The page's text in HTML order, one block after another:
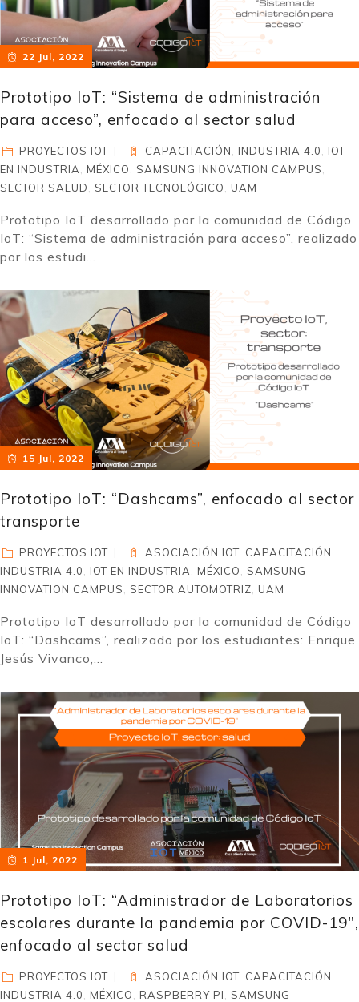
22 Jul, 2022
Prototipo IoT: “Sistema de administración
para acceso”, enfocado al sector salud
PROYECTOS IOT CAPACITACIÓN INDUSTRIA 4.0
IOT
EN INDUSTRIA
MÉXICO SAMSUNG INNOVATION CAMPUS
SECTOR SALUD
SECTOR TECNOLÓGICO UAM
Prototipo IoT desarrollado por la comunidad de Código
IoT: “Sistema de administración para acceso”, realizado
por los estudi...
15 Jul, 2022
Prototipo IoT: “Dashcams”, enfocado al sector
transporte
PROYECTOS IOT ASOCIACIÓN IOT, CAPACITACIÓN
INDUSTRIA 4.0
IOT EN INDUSTRIA MÉXICO
SAMSUNG
INNOVATION CAMPUS
SECTOR AUTOMOTRIZ UAM
Prototipo IoT desarrollado por la comunidad de Código
IoT: “Dashcams”, realizado por los estudiantes: Enrique
Jesús Vivanco,...
1 Jul, 2022
Prototipo IoT: “Administrador de Laboratorios
escolares durante la pandemia por COVID-19″,
enfocado al sector salud
PROYECTOS IOT ASOCIACIÓN IOT, CAPACITACIÓN
INDUSTRIA 4.0
MÉXICO RASPBERRY PI
SAMSUNG